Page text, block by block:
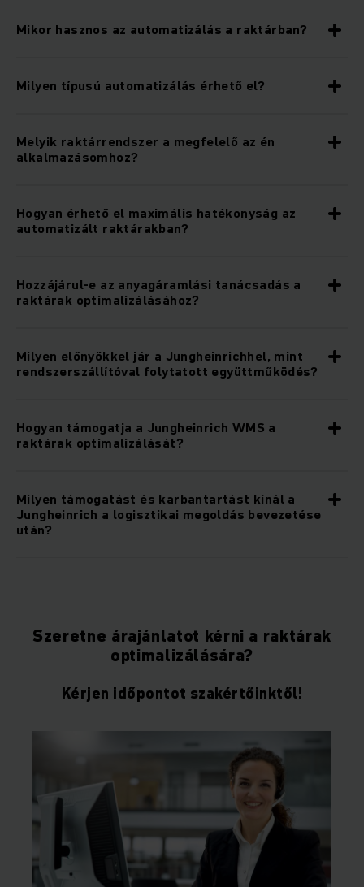
Mikor hasznos az automatizálás a raktárban?
Milyen típusú automatizálás érhető el?
Melyik raktárrendszer a megfelelő az én
alkalmazásomhoz?
Hogyan érhető el maximális hatékonyság az
automatizált raktárakban?
Hozzájárul-e az anyagáramlási tanácsadás a
raktárak optimalizálásához?
Milyen előnyökkel jár a Jungheinrichhel, mint
rendszerszállítóval folytatott együttműködés?
Hogyan támogatja a Jungheinrich WMS a
raktárak optimalizálását?
Milyen támogatást és karbantartást kínál a
Jungheinrich a logisztikai megoldás bevezetése
után?
Szeretne árajánlatot kérni a raktárak
optimalizálására?
Kérjen időpontot szakértőinktől!